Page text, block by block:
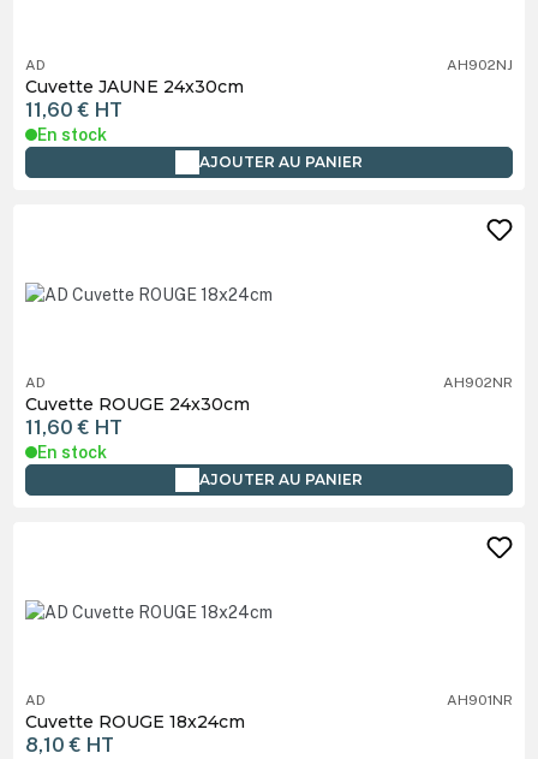
AD AH902NJ
Cuvette JAUNE 24x30cm
11,60 € HT
En stock
AJOUTER AU PANIER
AD AH902NR
Cuvette ROUGE 24x30cm
11,60 € HT
En stock
AJOUTER AU PANIER
AD AH901NR
Cuvette ROUGE 18x24cm
8,10 € HT